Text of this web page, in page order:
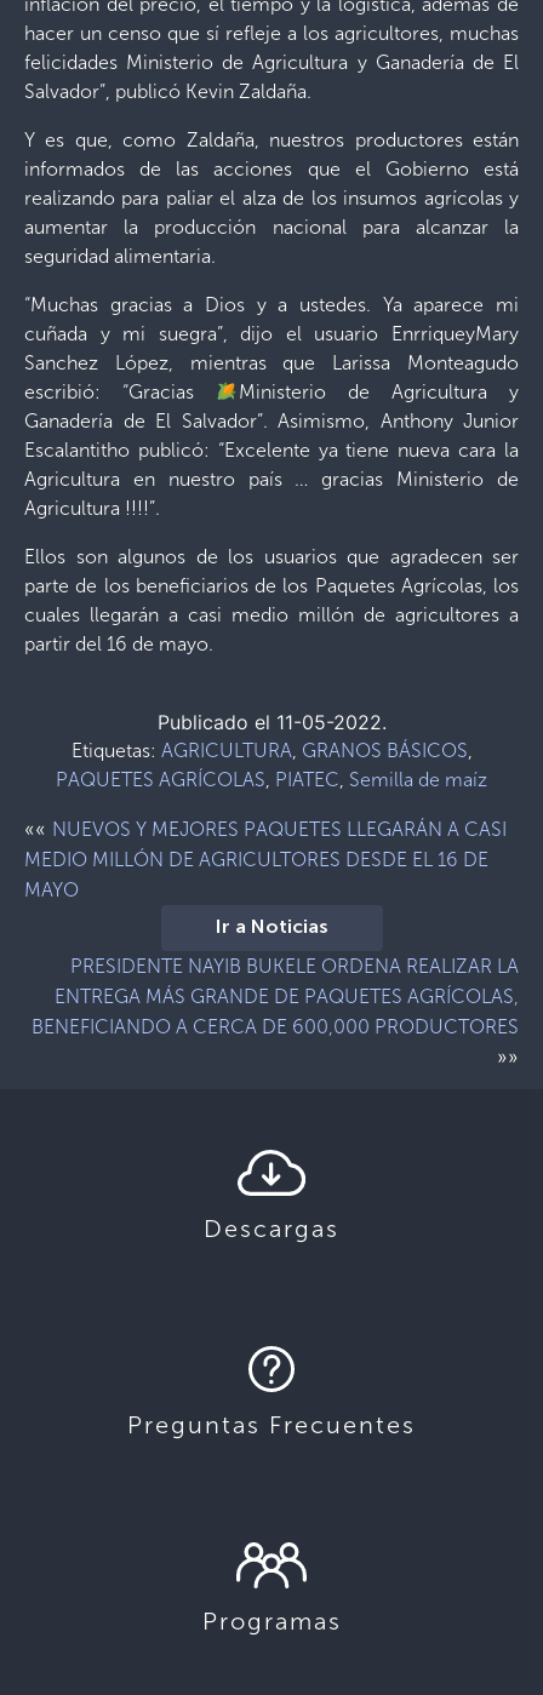
hacer un censo que sí refleje a los agricultores, muchas
felicidades Ministerio de Agricultura y Ganadería de El
Salvador”, publicó Kevin Zaldaña.
Y es que, como Zaldaña, nuestros productores están
informados de las acciones que el Gobierno está
realizando para paliar el alza de los insumos agrícolas y
aumentar la producción nacional para alcanzar la
seguridad alimentaria.
“Muchas gracias a Dios y a ustedes. Ya aparece mi
cuñada y mi suegra”, dijo el usuario EnrriqueyMary
Sanchez López, mientras que Larissa Monteagudo
escribió: “Gracias
Ministerio de Agricultura y
Ganadería de El Salvador”. Asimismo, Anthony Junior
Escalantitho publicó: “Excelente ya tiene nueva cara la
Agricultura en nuestro país … gracias Ministerio de
Agricultura !!!!”.
Ellos son algunos de los usuarios que agradecen ser
parte de los beneficiarios de los Paquetes Agrícolas, los
cuales llegarán a casi medio millón de agricultores a
partir del 16 de mayo.
Publicado el 11-05-2022.
Etiquetas: AGRICULTURA, GRANOS BÁSICOS,
PAQUETES AGRÍCOLAS, PIATEC, Semilla de maíz
«« NUEVOS Y MEJORES PAQUETES LLEGARÁN A CASI
MEDIO MILLÓN DE AGRICULTORES DESDE EL 16 DE
MAYO
Ir a Noticias
PRESIDENTE NAYIB BUKELE ORDENA REALIZAR LA
ENTREGA MÁS GRANDE DE PAQUETES AGRÍCOLAS,
BENEFICIANDO A CERCA DE 600,000 PRODUCTORES
»»
Descargas
Preguntas Frecuentes
Programas